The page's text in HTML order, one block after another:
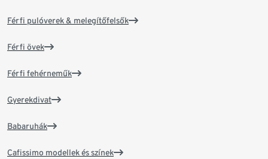
Férfi pulóverek & melegítőfelsők
Férfi övek
Férfi fehérneműk
Gyerekdivat
Babaruhák
Cafissimo modellek és színek